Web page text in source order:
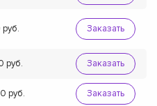
Заказать
Заказать
Заказать